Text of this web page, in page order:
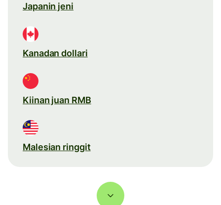
Japanin jeni
Kanadan dollari
Kiinan juan RMB
Malesian ringgit